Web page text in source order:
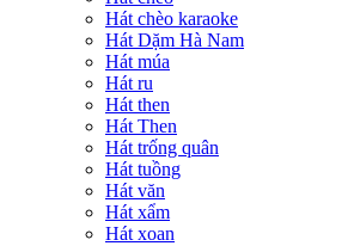
Hát chèo karaoke
Hát Dặm Hà Nam
Hát múa
Hát ru
Hát then
Hát Then
Hát trống quân
Hát tuồng
Hát văn
Hát xẩm
Hát xoan